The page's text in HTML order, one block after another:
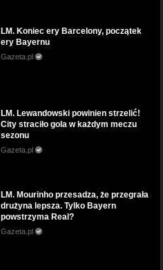
LM. Koniec ery Barcelony, początek
ery Bayernu
Gazeta.pl
LM. Lewandowski powinien strzelić!
City straciło gola w każdym meczu
sezonu
Gazeta.pl
LM. Mourinho przesadza, że przegrała
drużyna lepsza. Tylko Bayern
powstrzyma Real?
Gazeta.pl